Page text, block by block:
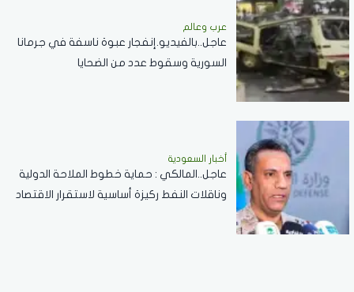
عرب وعالم
عاجل..بالفيديو.إنفجار عبوة ناسفة في جرمانا
السورية وسقوط عدد من الضحايا
أخبار السعودية
عاجل..المالكي : حماية خطوط الملاحة الدولية
وناقلات النفط ركيزة أساسية لاستقرار الاقتصاد